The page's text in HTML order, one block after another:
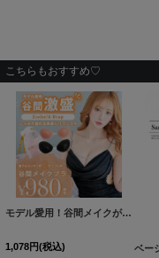
こちらもおすすめ♡
モデル愛用！谷間メイクが実現する激盛りぷるぷる肉厚シリコンブラ[OF08-U]
1,078円(税込)